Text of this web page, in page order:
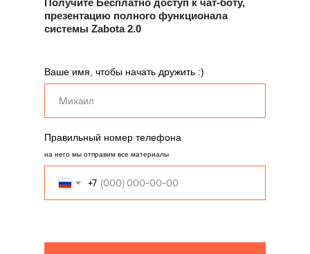
Ваше имя, чтобы начать дружить :)
Правильный номер телефона
на него мы отправим все материалы
+7
Получите Бесплатно доступ к чат-боту,
презентацию полного функционала
системы Zabota 2.0